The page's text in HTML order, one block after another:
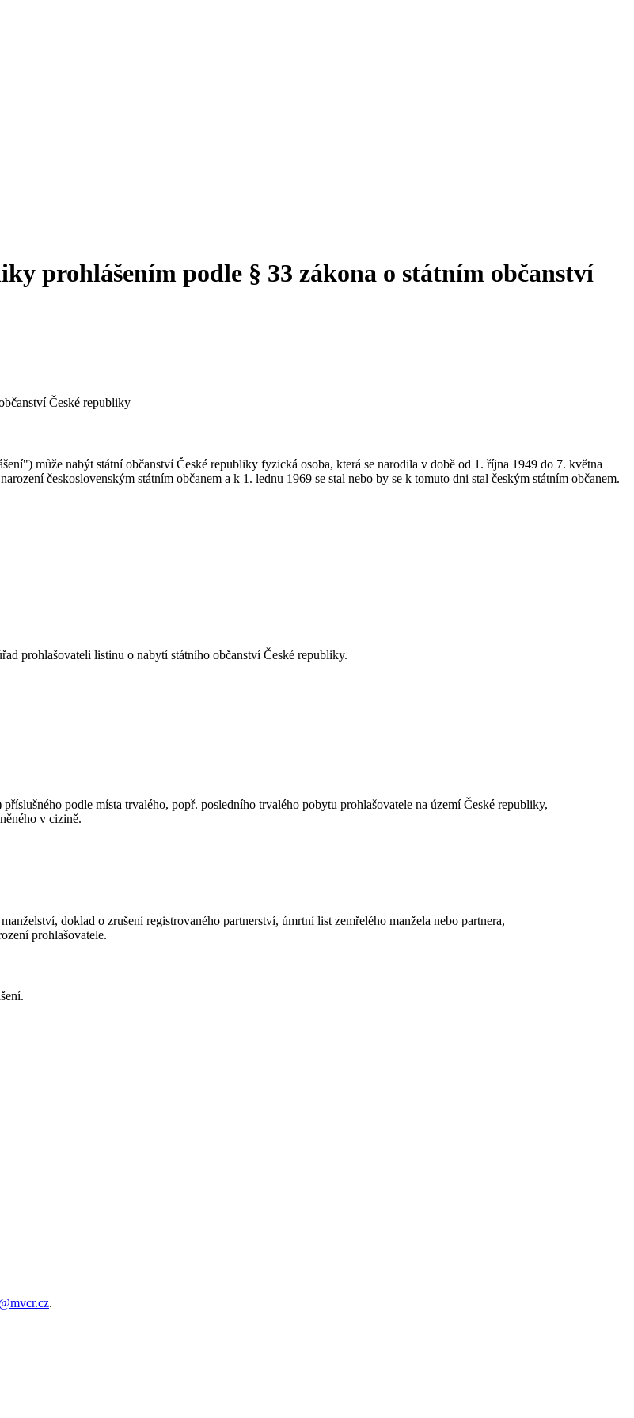
prohlášením podle § 33 zákona o státním občanství
České republiky
může nabýt státní občanství České republiky fyzická osoba, která se narodila v době od 1. října 1949 do 7. května
československým státním občanem a k 1. lednu 1969 se stal nebo by se k tomuto dni stal českým státním občanem.
prohlašovateli listinu o nabytí státního občanství České republiky.
podle místa trvalého, popř. posledního trvalého pobytu prohlašovatele na území České republiky,
v cizině.
doklad o zrušení registrovaného partnerství, úmrtní list zemřelého manžela nebo partnera,
prohlašovatele.
.